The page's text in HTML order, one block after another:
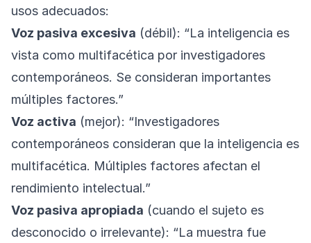
usos adecuados:
Voz pasiva excesiva (débil): “La inteligencia es
vista como multifacética por investigadores
contemporáneos. Se consideran importantes
múltiples factores.”
Voz activa (mejor): “Investigadores
contemporáneos consideran que la inteligencia es
multifacética. Múltiples factores afectan el
rendimiento intelectual.”
Voz pasiva apropiada (cuando el sujeto es
desconocido o irrelevante): “La muestra fue